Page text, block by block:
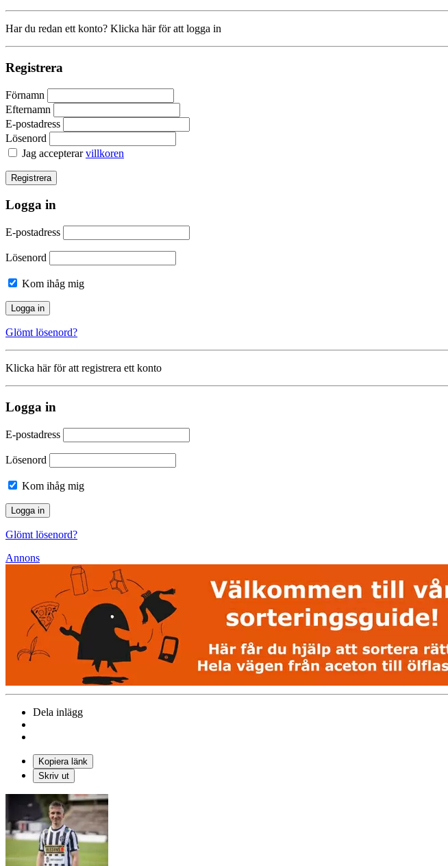
Har du redan ett konto? Klicka här för att logga in
Registrera
Förnamn
Efternamn
E-postadress
Lösenord
Jag accepterarvillkoren
Logga in
E-postadress
Lösenord
Kom ihåg mig
Glömt lösenord?
Klicka här för att registrera ett konto
Logga in
E-postadress
Lösenord
Kom ihåg mig
Glömt lösenord?
Annons
Dela inlägg
Kopiera länk
Skriv ut